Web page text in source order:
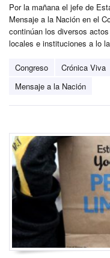
Por la mañana el jefe de
Mensaje a la Nación en el
continúan los diversos
locales e instituciones a lo
Congreso Crónica Viva
Mensaje a la Nación